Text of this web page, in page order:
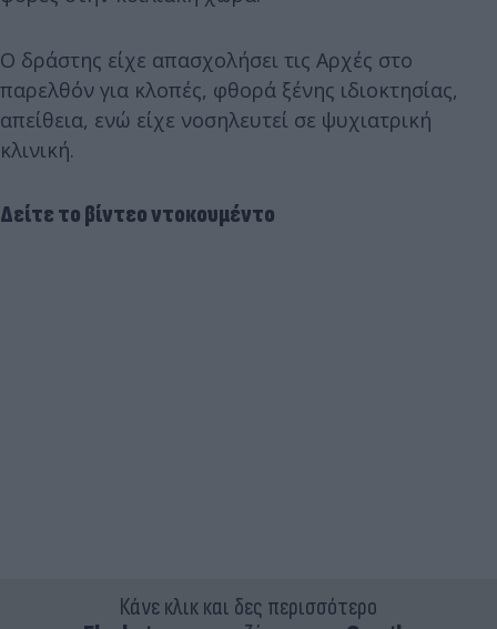
Ο δράστης είχε απασχολήσει τις Αρχές στο
παρελθόν για κλοπές, φθορά ξένης ιδιοκτησίας,
απείθεια, ενώ είχε νοσηλευτεί σε ψυχιατρική
κλινική.
Δείτε το βίντεο ντοκουμέντο
Κάνε κλικ και δες περισσότερο